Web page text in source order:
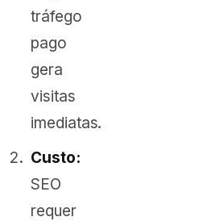
tráfego
pago
gera
visitas
imediatas.
Custo:
SEO
requer